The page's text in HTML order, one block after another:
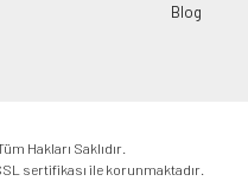
Blog
Hakları Saklıdır.
sertifikası ile korunmaktadır.